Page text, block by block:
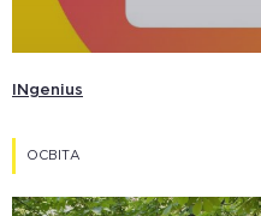
INgenius
ОСВІТА